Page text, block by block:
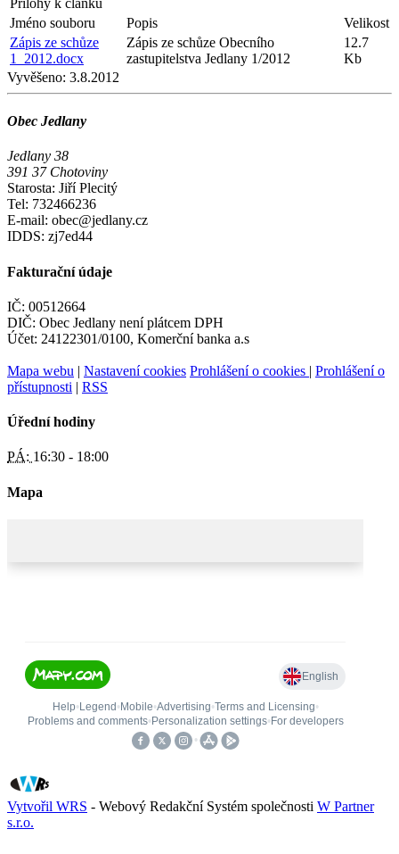
Jméno souboru
Popis
Velikost
Zápis ze schůze
1_2012.docx
Zápis ze schůze Obecního
zastupitelstva Jedlany 1/2012
12.7
Kb
Vyvěšeno: 3.8.2012
Obec Jedlany
Jedlany 38
391 37 Chotoviny
Starosta: Jiří Plecitý
Tel: 732466236
E-mail: obec@jedlany.cz
IDDS: zj7ed44
Fakturační údaje
IČ: 00512664
DIČ: Obec Jedlany není plátcem DPH
Účet: 24122301/0100, Komerční banka a.s
Mapa webu | Nastavení cookies Prohlášení o cookies | Prohlášení o
přístupnosti | RSS
Úřední hodiny
PÁ: 16:30 - 18:00
Mapa
Vytvořil WRS - Webový Redakční Systém společnosti W Partner
s.r.o.